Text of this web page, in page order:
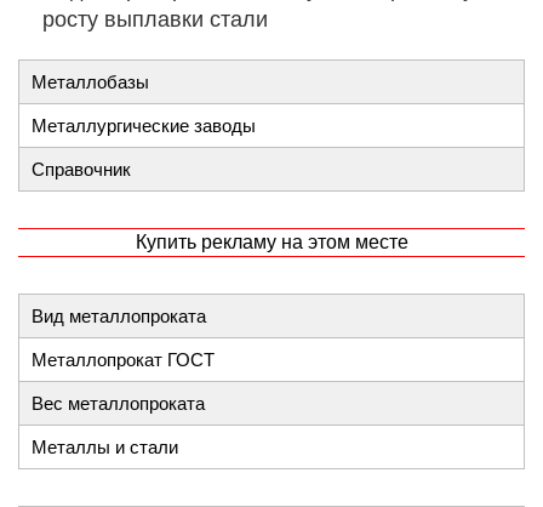
росту выплавки стали
Металлобазы
Металлургические заводы
Справочник
Купить рекламу на этом месте
Вид металлопроката
Металлопрокат ГОСТ
Вес металлопроката
Металлы и стали